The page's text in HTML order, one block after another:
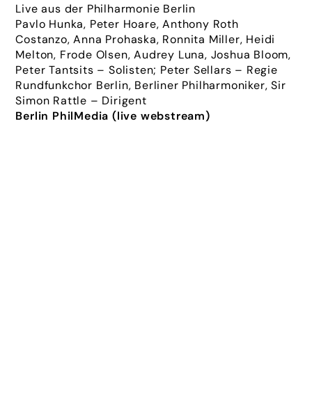
Live aus der Philharmonie Berlin
Pavlo Hunka, Peter Hoare, Anthony Roth
Costanzo, Anna Prohaska, Ronnita Miller, Heidi
Melton, Frode Olsen, Audrey Luna, Joshua Bloom,
Peter Tantsits – Solisten; Peter Sellars – Regie
Rundfunkchor Berlin, Berliner Philharmoniker, Sir
Simon Rattle – Dirigent
Berlin PhilMedia (live webstream)